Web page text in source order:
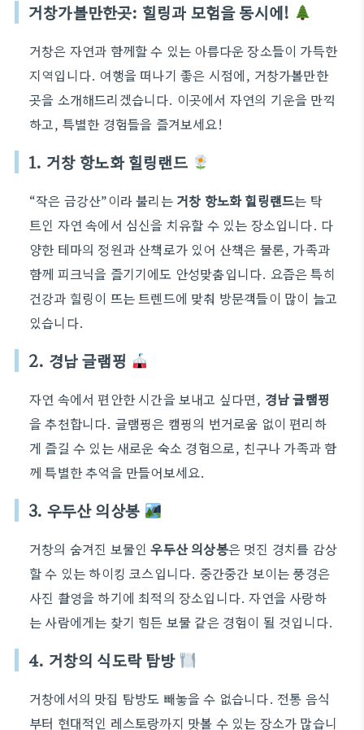
거창가볼만한곳: 힐링과 모험을 동시에!
거창은 자연과 함께할 수 있는 아름다운 장소들이 가득한
지역입니다. 여행을 떠나기 좋은 시점에, 거창가볼만한
곳을 소개해드리겠습니다. 이곳에서 자연의 기운을 만끽
하고, 특별한 경험들을 즐겨보세요!
1. 거창 항노화 힐링랜드
“작은 금강산”이라 불리는 거창 항노화 힐링랜드는 탁
트인 자연 속에서 심신을 치유할 수 있는 장소입니다. 다
양한 테마의 정원과 산책로가 있어 산책은 물론, 가족과
함께 피크닉을 즐기기에도 안성맞춤입니다. 요즘은 특히
건강과 힐링이 뜨는 트렌드에 맞춰 방문객들이 많이 늘고
있습니다.
2. 경남 글램핑
자연 속에서 편안한 시간을 보내고 싶다면, 경남 글램핑
을 추천합니다. 글램핑은 캠핑의 번거로움 없이 편리하
게 즐길 수 있는 새로운 숙소 경험으로, 친구나 가족과 함
께 특별한 추억을 만들어보세요.
3. 우두산 의상봉
거창의 숨겨진 보물인우두산 의상봉은 멋진 경치를 감상
할 수 있는 하이킹 코스입니다. 중간중간 보이는 풍경은
사진 촬영을 하기에 최적의 장소입니다. 자연을 사랑하
는 사람에게는 찾기 힘든 보물 같은 경험이 될 것입니다.
4. 거창의 식도락 탐방
거창에서의 맛집 탐방도 빼놓을 수 없습니다. 전통 음식
부터 현대적인 레스토랑까지 맛볼 수 있는 장소가 많습니